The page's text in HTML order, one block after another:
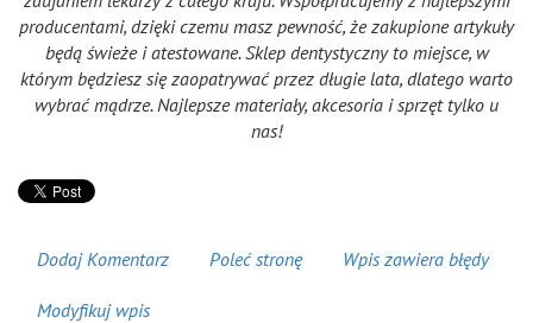
producentami, dzięki czemu masz pewność, że zakupione artykuły
będą świeże i atestowane. Sklep dentystyczny to miejsce, w
którym będziesz się zaopatrywać przez długie lata, dlatego warto
wybrać mądrze. Najlepsze materiały, akcesoria i sprzęt tylko u
nas!
Dodaj Komentarz Poleć stronę Wpis zawiera błędy
Modyfikuj wpis